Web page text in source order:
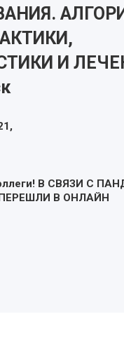
И
В СВЯЗИ С
ПЕРЕШЛИ В ОНЛАЙН